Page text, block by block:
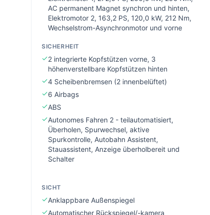
AC permanent Magnet synchron und hinten,
Elektromotor 2, 163,2 PS, 120,0 kW, 212 Nm,
Wechselstrom-Asynchronmotor und vorne
SICHERHEIT
2 integrierte Kopfstützen vorne, 3
höhenverstellbare Kopfstützen hinten
4 Scheibenbremsen (2 innenbelüftet)
6 Airbags
ABS
Autonomes Fahren 2 - teilautomatisiert,
Überholen, Spurwechsel, aktive
Spurkontrolle, Autobahn Assistent,
Stauassistent, Anzeige überholbereit und
Schalter
SICHT
Anklappbare Außenspiegel
Automatischer Rückspiegel/-kamera